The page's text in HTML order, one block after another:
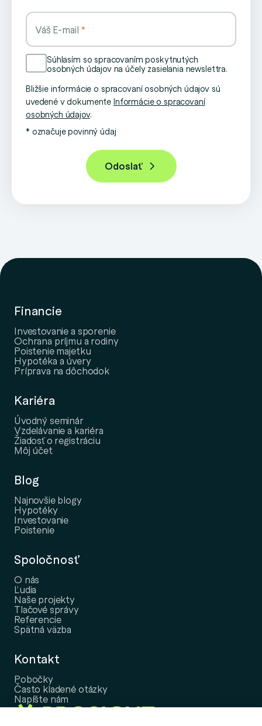
Váš E-mail
Súhlasím so spracovaním poskytnutých
osobných údajov na účely zasielania newslettra.
Bližšie informácie o spracovaní osobných údajov sú
uvedené v dokumente Informácie o spracovaní
osobných údajov.
* označuje povinný údaj
Financie
Investovanie a sporenie
Ochrana príjmu a rodiny
Poistenie majetku
Hypotéka a úvery
Príprava na dôchodok
Kariéra
Úvodný seminár
Vzdelávanie a kariéra
Žiadosť o registráciu
Môj účet
Blog
Najnovšie blogy
Hypotéky
Investovanie
Poistenie
Spoločnosť
O nás
Ľudia
Naše projekty
Tlačové správy
Referencie
Spätná väzba
Kontakt
Pobočky
Často kladené otázky
Napíšte nám